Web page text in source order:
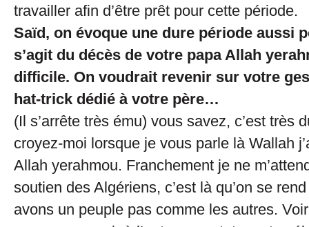
travailler afin d’être prêt pour cette période.
Saïd, on évoque une dure période aussi
s’agit du décès de votre papa Allah
difficile. On voudrait revenir sur votre
hat-trick dédié à votre père…
(Il s’arrête très ému) vous savez, c’est très
croyez-moi lorsque je vous parle là Wallah
Allah yerahmou. Franchement je ne
soutien des Algériens, c’est là qu’on se
avons un peuple pas comme les autres.